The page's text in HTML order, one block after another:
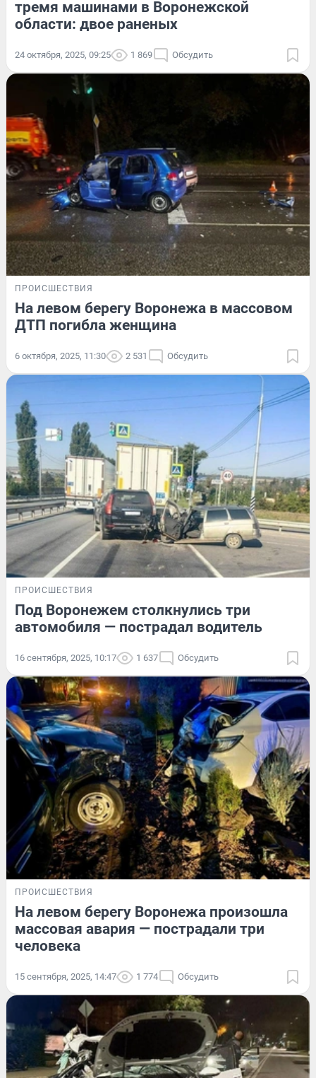
тремя машинами в Воронежской
области: двое раненых
24 октября, 2025, 09:25 1 869 Обсудить
ПРОИСШЕСТВИЯ
На левом берегу Воронежа в массовом
ДТП погибла женщина
6 октября, 2025, 11:30 2 531 Обсудить
ПРОИСШЕСТВИЯ
Под Воронежем столкнулись три
автомобиля — пострадал водитель
16 сентября, 2025, 10:17 1 637 Обсудить
ПРОИСШЕСТВИЯ
На левом берегу Воронежа произошла
массовая авария — пострадали три
человека
15 сентября, 2025, 14:47 1 774 Обсудить